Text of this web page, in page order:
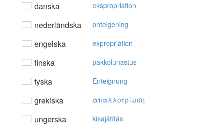
danska ekspropriation
nederländska onteigening
engelska expropriation
finska pakkolunastus
tyska Enteignung
grekiska απαλλoτρίωση
ungerska kisajátítás